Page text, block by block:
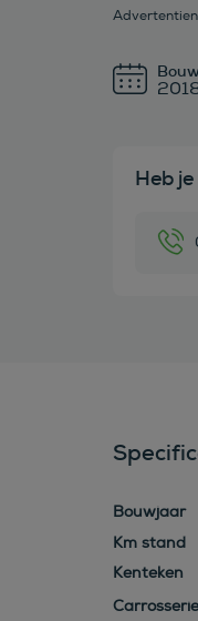
Heb
Bouwjaar
Kenteken
Carrosserie